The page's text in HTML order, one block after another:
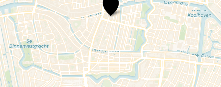
het
Leids
Wevershuis